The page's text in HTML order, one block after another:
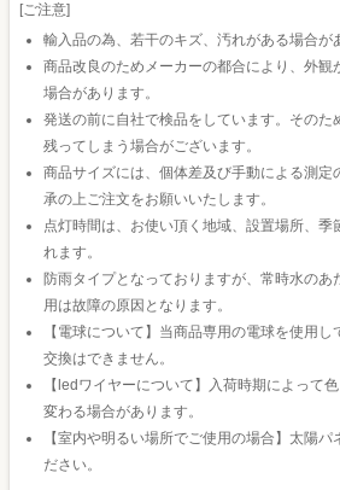
[ご注意]
輸入品の為、若干のキズ、汚れがある場合が
商品改良のためメーカーの都合により、外観
場合があります。
発送の前に自社で検品をしています。そのた
残ってしまう場合がございます。
商品サイズには、個体差及び手動による測定
承の上ご注文をお願いいたします。
点灯時間は、お使い頂く地域、設置場所、季
れます。
防雨タイプとなっておりますが、常時水のあ
用は故障の原因となります。
【電球について】当商品専用の電球を使用
交換はできません。
【ledワイヤーについて】入荷時期によって
変わる場合があります。
【室内や明るい場所でご使用の場合】太陽パ
ださい。